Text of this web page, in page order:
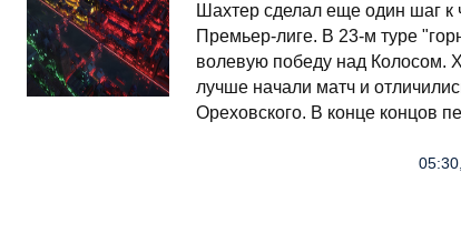
Шахтер сделал еще один шаг к
Премьер-лиге. В 23-м туре
волевую победу над Колосом.
лучше начали матч и
Ореховского. В конце концов